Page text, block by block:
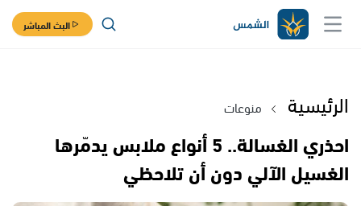
البث المباشر
الرئيسية منوعات
احذري الغسالة.. 5 أنواع ملابس يدمّرها
الغسيل الآلي دون أن تلاحظي